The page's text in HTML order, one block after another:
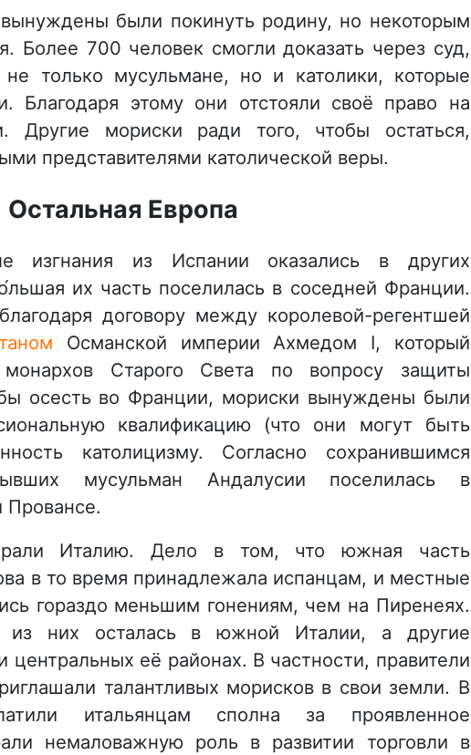
были покинуть родину, но некоторым
Более 700 человек смогли доказать через суд,
только мусульмане, но и католики, которые
Благодаря этому они отстояли своё право на
Другие мориски ради того, чтобы остаться,
представителями католической веры.
Остальная Европа
изгнания из Испании оказались в других
их часть поселилась в соседней Франции.
договору между королевой-регентшей
Османской империи Ахмедом I, который
Старого Света по вопросу защиты
осесть во Франции, мориски вынуждены были
квалификацию (что они могут быть
католицизму. Согласно сохранившимся
мусульман Андалусии поселилась в
Провансе.
Италию. Дело в том, что южная часть
в то время принадлежала испанцам, и местные
гораздо меньшим гонениям, чем на Пиренеях.
из них осталась в южной Италии, а другие
центральных её районах. В частности, правители
талантливых морисков в свои земли. В
итальянцам сполна за проявленное
немаловажную роль в развитии торговли в